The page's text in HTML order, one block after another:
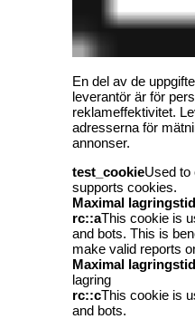
En del av de
leverantör är för
reklameffektivitet.
adresserna för
annonser.
test_cookieUsed to
supports cookies.
Maximal lagringstid
rc::aThis cookie is
and bots. This is
make valid reports
Maximal lagringstid
lagring
rc::cThis cookie is
and bots.